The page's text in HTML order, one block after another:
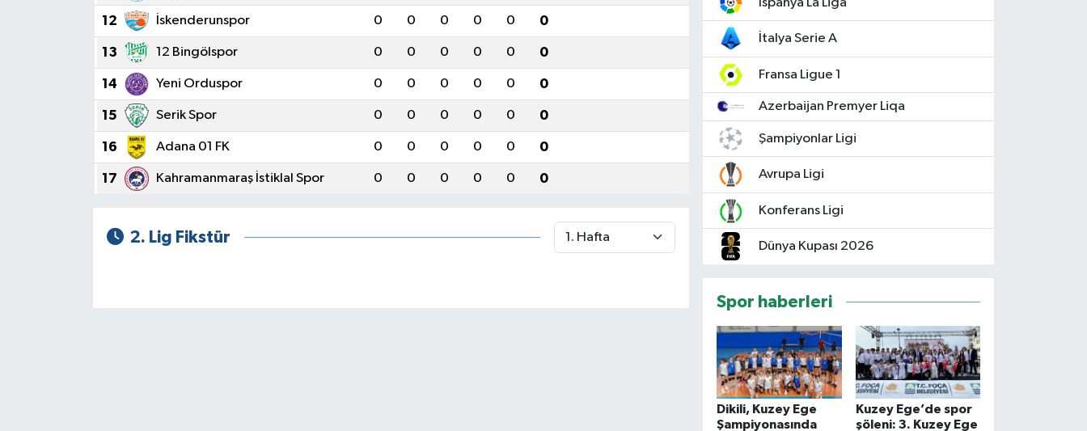
12 İskenderunspor 0 0 0 0 0 0
13 12 Bingölspor 0 0 0 0 0 0
14 Yeni Orduspor 0 0 0 0 0 0
15 Serik Spor 0 0 0 0 0 0
16 Adana 01 FK 0 0 0 0 0 0
17 Kahramanmaraş İstiklal Spor 0 0 0 0 0 0
2. Lig Fikstür
İtalya Serie A
Fransa Ligue 1
Azerbaijan Premyer Liqa
Şampiyonlar Ligi
Avrupa Ligi
Konferans Ligi
Dünya Kupası 2026
Spor haberleri
Dikili, Kuzey Ege
Şampiyonasında
Kuzey Ege’de spor
şöleni: 3. Kuzey Ege